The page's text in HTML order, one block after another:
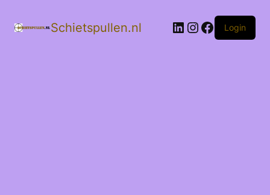
Schietspullen.nl LinkedIn
Instagram
Facebook
Login